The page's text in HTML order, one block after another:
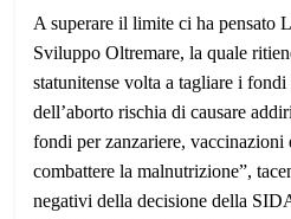
A superare il limite ci ha pensato
Sviluppo Oltremare, la quale
statunitense volta a tagliare i
dell’aborto rischia di causare
fondi per zanzariere,
combattere la malnutrizione”,
negativi della decisione della